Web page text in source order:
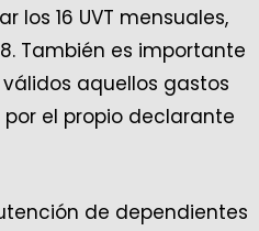
los 16 UVT mensuales,
También es importante
aquellos gastos
el propio declarante
de dependientes